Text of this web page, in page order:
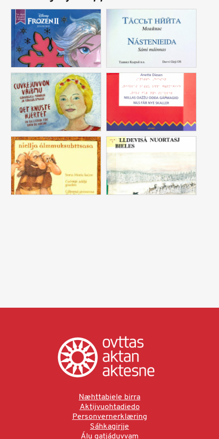
Næhttabiele birra
Aktijvuohtadiedo
Personvernerklæring
Sáhkagirjje
Álu gatjáduvvam